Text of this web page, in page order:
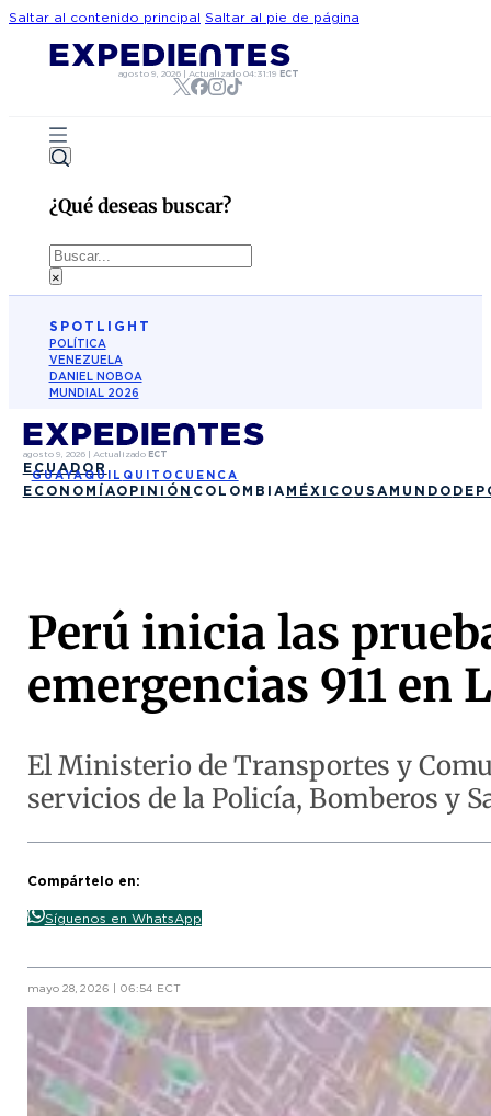
Saltar al contenido principal Saltar al pie de página
agosto 9, 2026| Actualizado 04:31:19 ECT
¿Qué deseas buscar?
Buscar
×
SPOTLIGHT
POLÍTICA
VENEZUELA
DANIEL NOBOA
MUNDIAL 2026
agosto 9, 2026| Actualizado ECT
ECUADOR
GUAYAQUIL QUITO CUENCA
ECONOMÍAOPINIÓN COLOMBIA MÉXICO USA MUNDO
Perú inicia las
emergencias 911 en
El Ministerio de Transportes y
servicios de la Policía, Bomberos y
Compártelo en:
Síguenos en WhatsApp
mayo 28, 2026 | 06:54 ECT